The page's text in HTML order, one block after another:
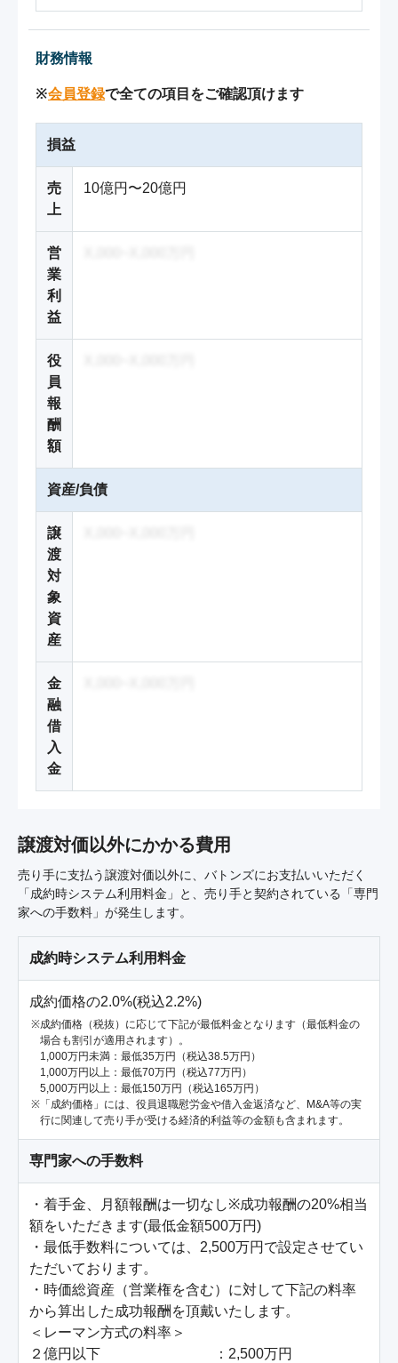
財務情報
※会員登録で全ての項目をご確認頂けます
損益
売
上
10億円〜20億円
営
業
利
益
役
員
報
酬
額
資産/負債
譲
渡
対
象
資
産
金
融
借
入
金
譲渡対価以外にかかる費用
売り手に支払う譲渡対価以外に、バトンズにお支払いいただく
「成約時システム利用料金」と、売り手と契約されている「専門
家への手数料」が発生します。
成約時システム利用料金
成約価格の2.0%(税込2.2%)
成約価格（税抜）に応じて下記が最低料金となります（最低料金の
場合も割引が適用されます）。
1,000万円未満：最低35万円（税込38.5万円）
1,000万円以上：最低70万円（税込77万円）
5,000万円以上：最低150万円（税込165万円）
「成約価格」には、役員退職慰労金や借入金返済など、M&A等の実
行に関連して売り手が受ける経済的利益等の金額も含まれます。
専門家への手数料
・着手金、月額報酬は一切なし※成功報酬の20%相当
額をいただきます(最低金額500万円)
・最低手数料については、2,500万円で設定させてい
ただいております。
・時価総資産（営業権を含む）に対して下記の料率
から算出した成功報酬を頂戴いたします。
＜レーマン方式の料率＞
２億円以下　　　　　　　　：2,500万円